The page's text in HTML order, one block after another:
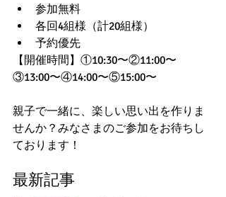
参加無料
各回4組様（計20組様）
予約優先
【開催時間】①10:30〜②11:00〜
③13:00〜④14:00〜⑤15:00〜
親子で一緒に、楽しい思い出を作りま
せんか？みなさまのご参加をお待ちし
ております！
最新記事